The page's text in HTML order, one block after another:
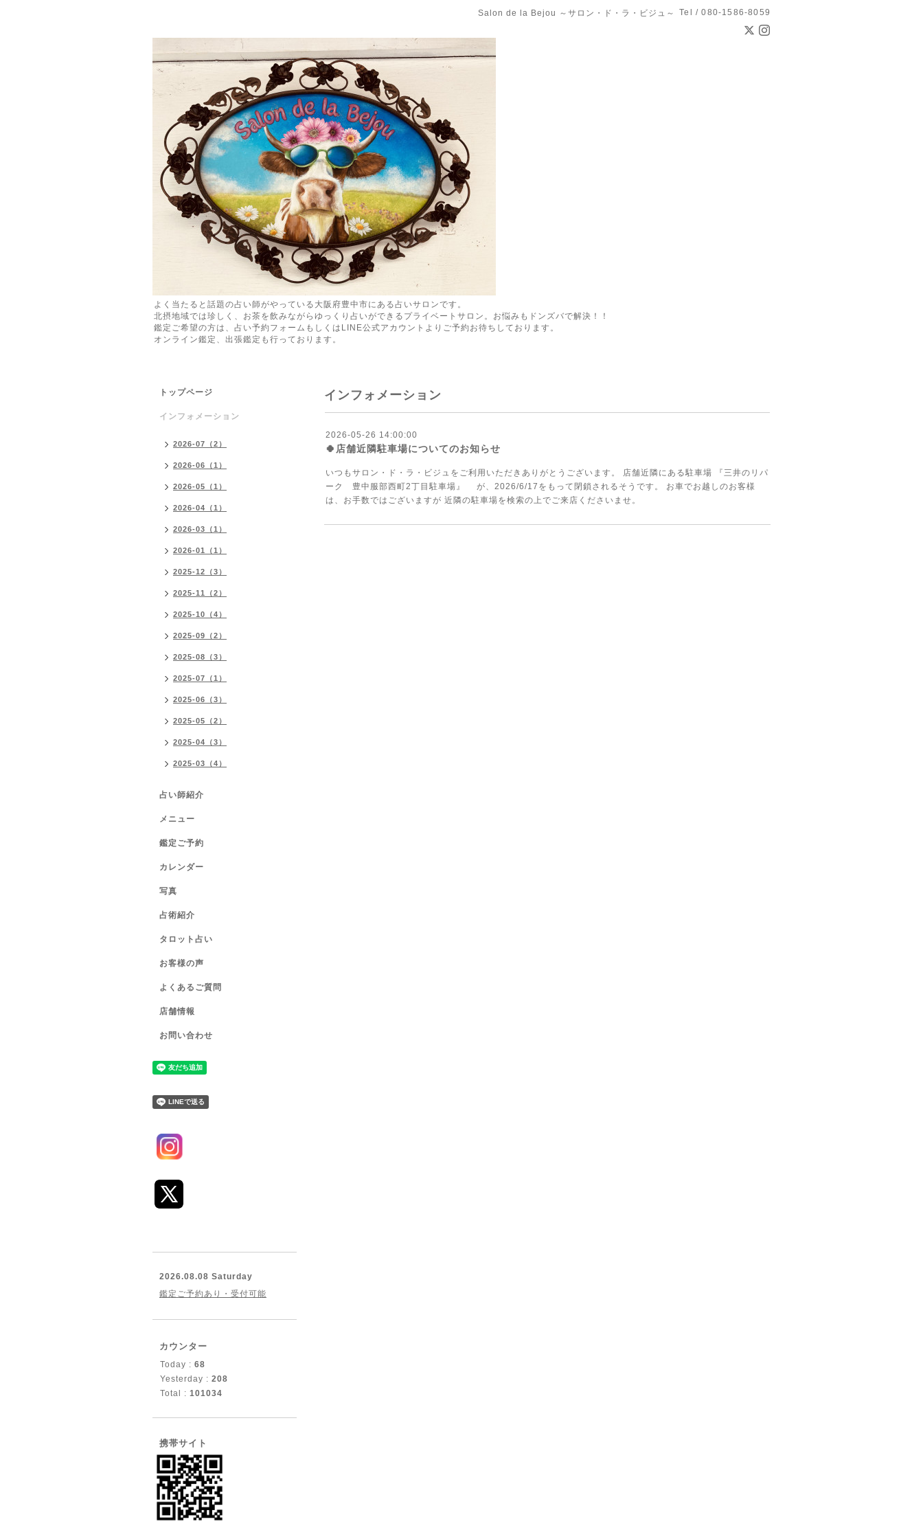
Salon de la Bejou ～サロン・ド・ラ・ビジュ～ Tel / 080-1586-8059
よく当たると話題の占い師がやっている大阪府豊中市にある占いサロンです。
北摂地域では珍しく、お茶を飲みながらゆっくり占いができるプライベートサロン。お悩みもドンズバで解決！！
鑑定ご希望の方は、占い予約フォームもしくはLINE公式アカウントよりご予約お待ちしております。
オンライン鑑定、出張鑑定も行っております。
インフォメーション
2026-05-26 14:00:00
🍀店舗近隣駐車場についてのお知らせ
いつもサロン・ド・ラ・ビジュをご利用いただきありがとうございます。 店舗近隣にある駐車場 『三井のリパ
ーク 豊中服部西町2丁目駐車場』 が、2026/6/17をもって閉鎖されるそうです。 お車でお越しのお客様
は、お手数ではございますが 近隣の駐車場を検索の上でご来店くださいませ。
トップページ
インフォメーション
2026-07（2）
2026-06（1）
2026-05（1）
2026-04（1）
2026-03（1）
2026-01（1）
2025-12（3）
2025-11（2）
2025-10（4）
2025-09（2）
2025-08（3）
2025-07（1）
2025-06（3）
2025-05（2）
2025-04（3）
2025-03（4）
占い師紹介
メニュー
鑑定ご予約
カレンダー
写真
占術紹介
タロット占い
お客様の声
よくあるご質問
店舗情報
お問い合わせ
2026.08.08 Saturday
鑑定ご予約あり・受付可能
カウンター
Today : 68
Yesterday : 208
Total : 101034
携帯サイト